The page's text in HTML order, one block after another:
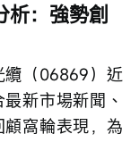
：強勢創
纜（06869）近
新市場新聞、
窩輪表現，為